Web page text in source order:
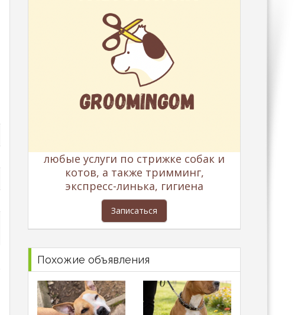
любые услуги по стрижке собак и
котов, а также тримминг,
экспресс-линька, гигиена
Записаться
Похожие объявления